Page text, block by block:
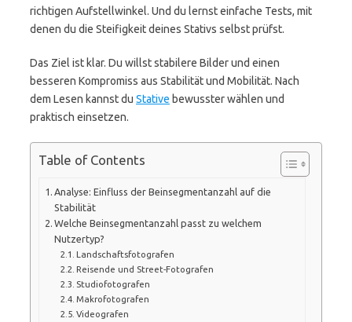
richtigen Aufstellwinkel. Und du lernst einfache Tests, mit
denen du die Steifigkeit deines Stativs selbst prüfst.
Das Ziel ist klar. Du willst stabilere Bilder und einen
besseren Kompromiss aus Stabilität und Mobilität. Nach
dem Lesen kannst du Stative bewusster wählen und
praktisch einsetzen.
Table of Contents
Analyse: Einfluss der Beinsegmentanzahl auf die
Stabilität
Welche Beinsegmentanzahl passt zu welchem
Nutzertyp?
Landschaftsfotografen
Reisende und Street-Fotografen
Studiofotografen
Makrofotografen
Videografen